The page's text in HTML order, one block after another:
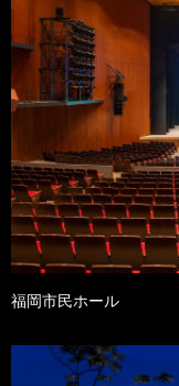
福岡市民ホール